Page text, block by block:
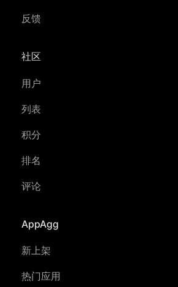
反馈
社区
用户
列表
积分
排名
评论
AppAgg
新上架
热门应用